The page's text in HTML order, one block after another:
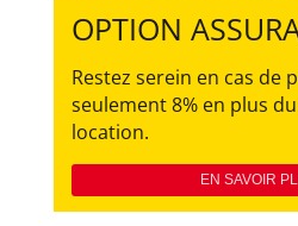
OPTION
Restez serein en cas de
seulement 8% en plus
location.
EN SAVOIR